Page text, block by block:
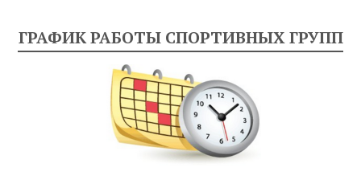
ГРАФИК РАБОТЫ СПОРТИВНЫХ ГРУПП